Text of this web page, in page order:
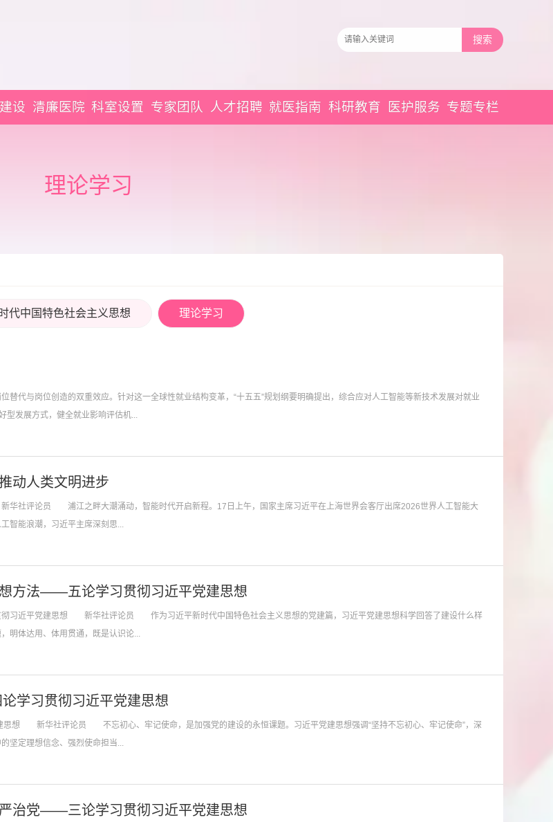
设 清廉医院 科室设置 专家团队 人才招聘 就医指南 科研教育 医护服务 专题专栏
理论学习
代中国特色社会主义思想 理论学习
代与岗位创造的双重效应。针对这一全球性就业结构变革，“十五五”规划纲要明确提出，综合应对人工智能等新技术发展对就业
型发展方式，健全就业影响评估机...
动人类文明进步
社评论员 浦江之畔大潮涌动，智能时代开启新程。17日上午，国家主席习近平在上海世界会客厅出席2026世界人工智能大
智能浪潮，习近平主席深刻思...
方法——五论学习贯彻习近平党建思想
习近平党建思想 新华社评论员 作为习近平新时代中国特色社会主义思想的党建篇，习近平党建思想科学回答了建设什么样
明体达用、体用贯通，既是认识论...
学习贯彻习近平党建思想
想 新华社评论员 不忘初心、牢记使命，是加强党的建设的永恒课题。习近平党建思想强调“坚持不忘初心、牢记使命”，深
坚定理想信念、强烈使命担当...
治党——三论学习贯彻习近平党建思想